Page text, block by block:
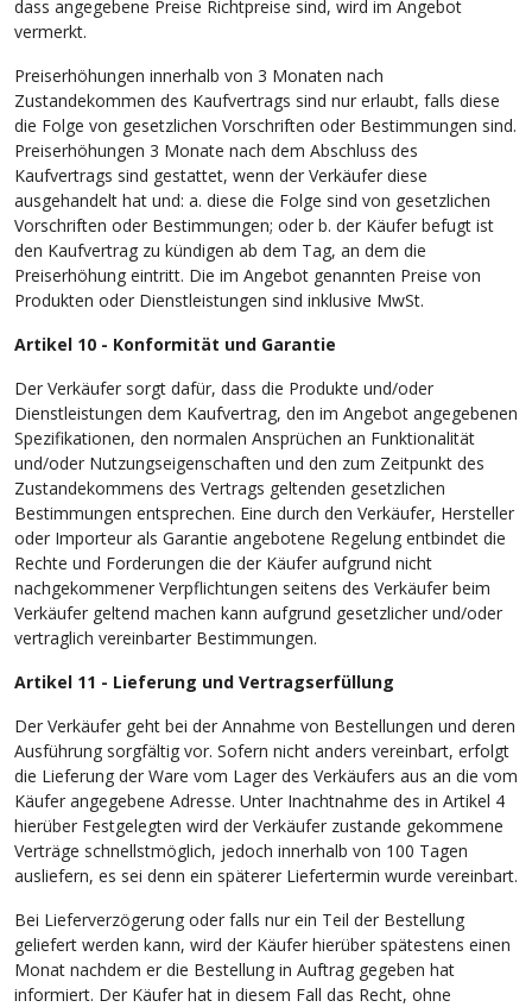
dass angegebene Preise Richtpreise sind, wird im Angebot
vermerkt.
Preiserhöhungen innerhalb von 3 Monaten nach
Zustandekommen des Kaufvertrags sind nur erlaubt, falls diese
die Folge von gesetzlichen Vorschriften oder Bestimmungen sind.
Preiserhöhungen 3 Monate nach dem Abschluss des
Kaufvertrags sind gestattet, wenn der Verkäufer diese
ausgehandelt hat und: a. diese die Folge sind von gesetzlichen
Vorschriften oder Bestimmungen; oder b. der Käufer befugt ist
den Kaufvertrag zu kündigen ab dem Tag, an dem die
Preiserhöhung eintritt. Die im Angebot genannten Preise von
Produkten oder Dienstleistungen sind inklusive MwSt.
Artikel 10 - Konformität und Garantie
Der Verkäufer sorgt dafür, dass die Produkte und/oder
Dienstleistungen dem Kaufvertrag, den im Angebot angegebenen
Spezifikationen, den normalen Ansprüchen an Funktionalität
und/oder Nutzungseigenschaften und den zum Zeitpunkt des
Zustandekommens des Vertrags geltenden gesetzlichen
Bestimmungen entsprechen. Eine durch den Verkäufer, Hersteller
oder Importeur als Garantie angebotene Regelung entbindet die
Rechte und Forderungen die der Käufer aufgrund nicht
nachgekommener Verpflichtungen seitens des Verkäufer beim
Verkäufer geltend machen kann aufgrund gesetzlicher und/oder
vertraglich vereinbarter Bestimmungen.
Artikel 11 - Lieferung und Vertragserfüllung
Der Verkäufer geht bei der Annahme von Bestellungen und deren
Ausführung sorgfältig vor. Sofern nicht anders vereinbart, erfolgt
die Lieferung der Ware vom Lager des Verkäufers aus an die vom
Käufer angegebene Adresse. Unter Inachtnahme des in Artikel 4
hierüber Festgelegten wird der Verkäufer zustande gekommene
Verträge schnellstmöglich, jedoch innerhalb von 100 Tagen
ausliefern, es sei denn ein späterer Liefertermin wurde vereinbart.
Bei Lieferverzögerung oder falls nur ein Teil der Bestellung
geliefert werden kann, wird der Käufer hierüber spätestens einen
Monat nachdem er die Bestellung in Auftrag gegeben hat
informiert. Der Käufer hat in diesem Fall das Recht, ohne